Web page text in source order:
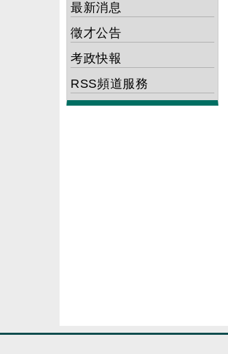
最新消息
徵才公告
考政快報
RSS頻道服務